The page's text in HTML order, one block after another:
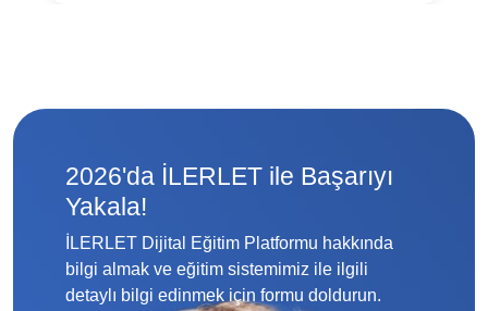
2026'da İLERLET ile Başarıyı
Yakala!
İLERLET Dijital Eğitim Platformu hakkında
bilgi almak ve eğitim sistemimiz ile ilgili
detaylı bilgi edinmek için formu doldurun.